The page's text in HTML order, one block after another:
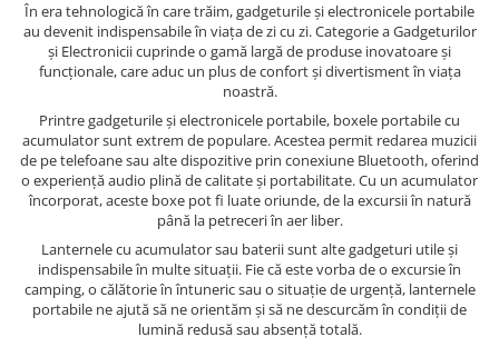
În era tehnologică în care trăim, gadgeturile și electronicele portabile
au devenit indispensabile în viața de zi cu zi. Categorie a Gadgeturilor
și Electronicii cuprinde o gamă largă de produse inovatoare și
funcționale, care aduc un plus de confort și divertisment în viața
noastră.
Printre gadgeturile și electronicele portabile, boxele portabile cu
acumulator sunt extrem de populare. Acestea permit redarea muzicii
de pe telefoane sau alte dispozitive prin conexiune Bluetooth, oferind
o experiență audio plină de calitate și portabilitate. Cu un acumulator
încorporat, aceste boxe pot fi luate oriunde, de la excursii în natură
până la petreceri în aer liber.
Lanternele cu acumulator sau baterii sunt alte gadgeturi utile și
indispensabile în multe situații. Fie că este vorba de o excursie în
camping, o călătorie în întuneric sau o situație de urgență, lanternele
portabile ne ajută să ne orientăm și să ne descurcăm în condiții de
lumină redusă sau absență totală.